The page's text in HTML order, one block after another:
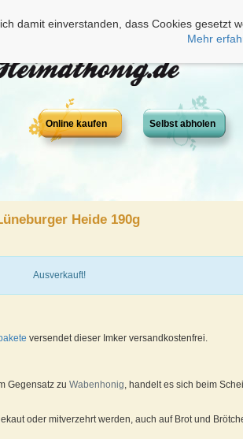
damit einverstanden, dass Cookies gesetzt
Mehr
Online kaufen Selbst abholen
Heide 190g
Ausverkauft!
versendet dieser Imker versandkostenfrei.
Gegensatz zu Wabenhonig, handelt es sich beim
oder mitverzehrt werden, auch auf Brot und